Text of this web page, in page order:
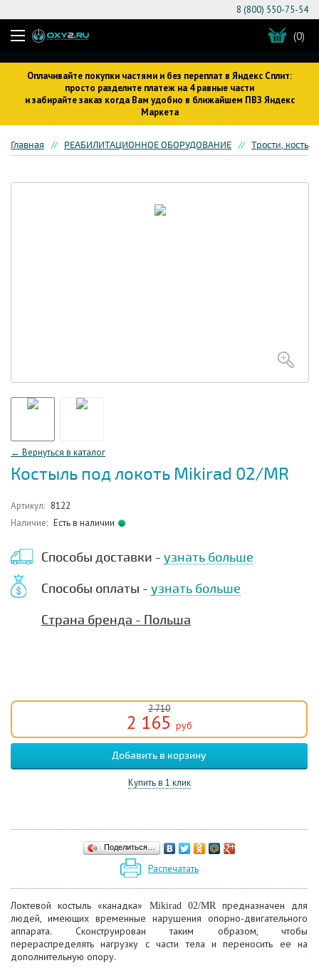
Оплачивайте покупки частями и без переплат в Яндекс Сплит:
просто разделите платеж на 4 равные части
и забирайте заказ когда Вам удобно в ближайшем ПВЗ Яндекс
Маркета
8 (800) 550-75-54
(0)
Главная РЕАБИЛИТАЦИОННОЕ ОБОРУДОВАНИЕ Трости,
← Вернуться в каталог
Костыль под локоть Mikirad 02/MR
Артикул: 8122
Наличие: Есть в наличии
Способы доставки - узнать больше
Способы оплаты - узнать больше
Страна бренда - Польша
2 710
2 165 руб
Купить в 1 клик
Поделиться…
Распечатать
Локтевой костыль «канадка» Mikirad 02/MR
предназначен для
людей, имеющих временные нарушения опорно-двигательного
аппарата. Сконструирован таким образом, чтобы
перераспределять нагрузку с части тела и переносить ее на
дополнительную опору.